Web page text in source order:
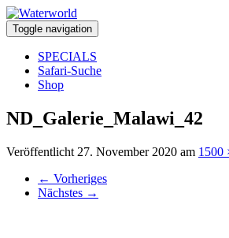
Toggle navigation
SPECIALS
Safari-Suche
Shop
ND_Galerie_Malawi_42
Veröffentlicht 27. November 2020 am 1500
← Vorheriges
Nächstes →